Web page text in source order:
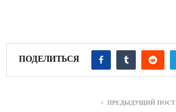
ПОДЕЛИТЬСЯ
ПРЕДЫДУЩИЙ ПОСТ